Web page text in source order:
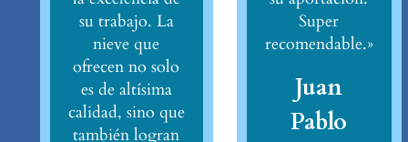
su trabajo. La
nieve que
ofrecen no solo
es de altísima
calidad, sino que
también logran
Super
recomendable.»
Juan
Pablo